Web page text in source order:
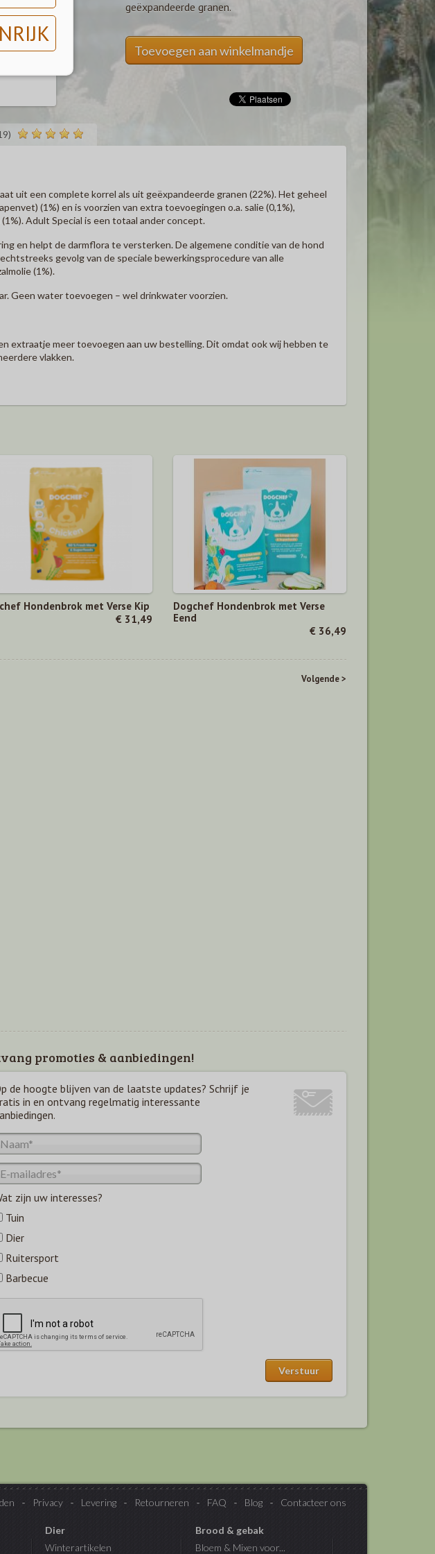
geëxpandeerde granen.
Toevoegen aan winkelmandje
uit een complete korrel als uit geëxpandeerde granen (22%). Het geheel
(1%) en is voorzien van extra toevoegingen o.a. salie (0,1%),
Adult Special is een totaal ander concept.
en helpt de darmflora te versterken. De algemene conditie van de hond
gevolg van de speciale bewerkingsprocedure van alle
(1%).
Geen water toevoegen – wel drinkwater voorzien.
extraatje meer toevoegen aan uw bestelling. Dit omdat ook wij hebben te
vlakken.
Hondenbrok met Verse Kip
€ 31,49
Dogchef Hondenbrok met Verse
Eend
€ 36,49
Volgende >
promoties & aanbiedingen!
de hoogte blijven van de laatste updates? Schrijf je
in en ontvang regelmatig interessante
zijn uw interesses?
Tuin
Dier
Ruitersport
Barbecue
Privacy Levering Retourneren FAQ Blog Contacteer ons
Dier
Winterartikelen
Brood & gebak
Bloem & Mixen voor...